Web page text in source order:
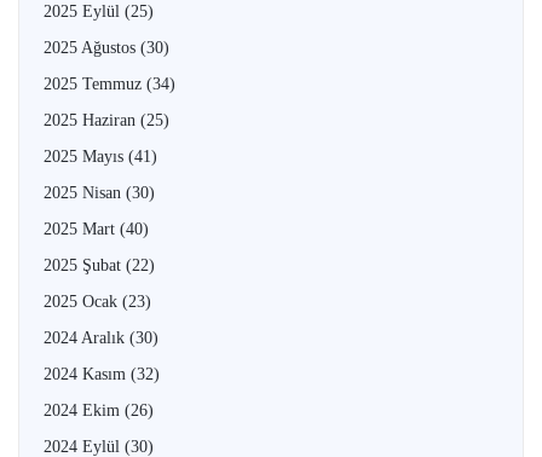
2025 Eylül (25)
2025 Ağustos (30)
2025 Temmuz (34)
2025 Haziran (25)
2025 Mayıs (41)
2025 Nisan (30)
2025 Mart (40)
2025 Şubat (22)
2025 Ocak (23)
2024 Aralık (30)
2024 Kasım (32)
2024 Ekim (26)
2024 Eylül (30)